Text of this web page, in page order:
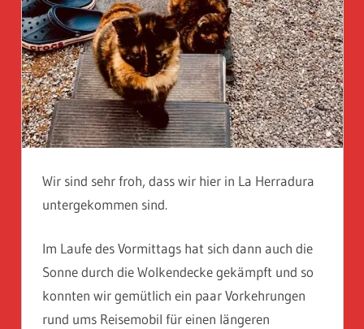
Wir sind sehr froh, dass wir hier in La Herradura
untergekommen sind.
Im Laufe des Vormittags hat sich dann auch die
Sonne durch die Wolkendecke gekämpft und so
konnten wir gemütlich ein paar Vorkehrungen
rund ums Reisemobil für einen längeren